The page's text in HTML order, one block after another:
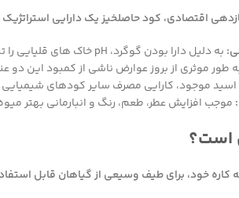
اقتصادی، کود حاصلخیز یک دارایی
به دلیل دارا بودن گوگرد، pH خاک های قلیایی را تنظیم و عناصر محبوس شده در این خاک ها را آزاد می کند.
طور موثری از بروز عوارض ناشی از کمبود این
موجود، کارایی مصرف سایر کودهای
موجب افزایش عطر، طعم، رنگ و انبارمانی بهتر
است؟
کاره خود، برای طیف وسیعی از گیاهان قابل